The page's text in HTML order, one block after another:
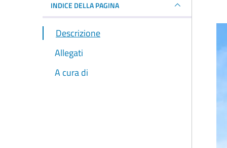
INDICE DELLA PAGINA
Descrizione
Allegati
A cura di